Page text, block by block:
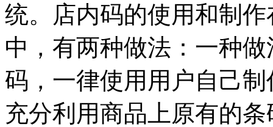
统。店内码的使用和制
中，有两种做法：一种
码，一律使用用户自己
充分利用商品上原有的